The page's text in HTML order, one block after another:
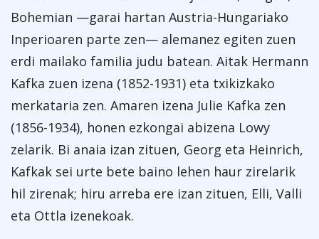
Bohemian —garai hartan Austria-Hungariako
Inperioaren parte zen— alemanez egiten zuen
erdi mailako familia judu batean. Aitak Hermann
Kafka zuen izena (1852-1931) eta txikizkako
merkataria zen. Amaren izena Julie Kafka zen
(1856-1934), honen ezkongai abizena Lowy
zelarik. Bi anaia izan zituen, Georg eta Heinrich,
Kafkak sei urte bete baino lehen haur zirelarik
hil zirenak; hiru arreba ere izan zituen, Elli, Valli
eta Ottla izenekoak.